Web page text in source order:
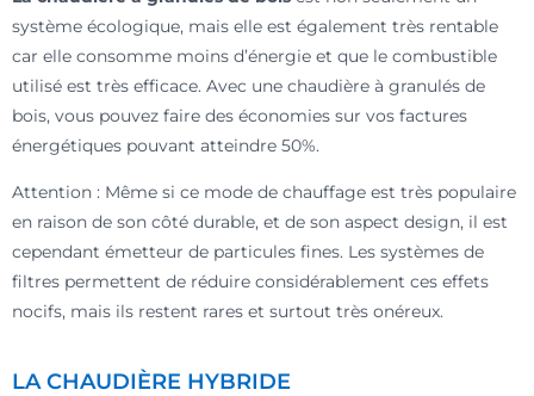
système écologique, mais elle est également très rentable
car elle consomme moins d’énergie et que le combustible
utilisé est très efficace. Avec une chaudière à granulés de
bois, vous pouvez faire des économies sur vos factures
énergétiques pouvant atteindre 50%.
Attention : Même si ce mode de chauffage est très populaire
en raison de son côté durable, et de son aspect design, il est
cependant émetteur de particules fines. Les systèmes de
filtres permettent de réduire considérablement ces effets
nocifs, mais ils restent rares et surtout très onéreux.
LA CHAUDIÈRE HYBRIDE